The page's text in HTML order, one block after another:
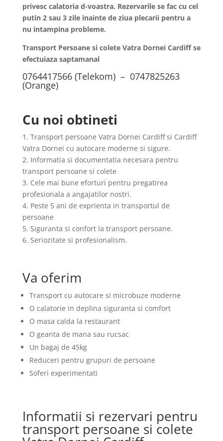
privesc calatoria d-voastra. Rezervarile se fac cu cel
putin 2 sau 3 zile inainte de ziua plecarii pentru a
nu intampina probleme.
Transport Persoane si colete Vatra Dornei Cardiff se
efectuiaza saptamanal
0764417566 (Telekom) – 0747825263
(Orange)
Cu noi obtineti
1. Transport persoane Vatra Dornei Cardiff si Cardiff
Vatra Dornei cu autocare moderne si sigure.
2. Informatia si documentatia necesara pentru
transport persoane si colete
3. Cele mai bune eforturi pentru pregatirea
profesionala a angajatilor nostri.
4. Peste 5 ani de exprienta in transportul de
persoane
5. Siguranta si confort la transport persoane.
6. Seriozitate si profesionalism.
Va oferim
Transport cu autocare si microbuze moderne
O calatorie in deplina siguranta si comfort
O masa calda la restaurant
O geanta de mana sau rucsac
Un bagaj de 45kg
Reduceri pentru grupuri de persoane
Soferi experimentati
Informatii si rezervari pentru
transport persoane si colete